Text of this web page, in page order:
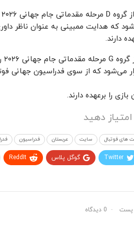
که هدایت ممبینی به عنوان ناظر
دارند.
می‌شود که از سوی فدراسیون جهانی
را برعهده دارند.
دهید
های فوتبال سایت عربستان فدراسیون
Twitter گوگل پلاس ReddIt
0 دیدگاه